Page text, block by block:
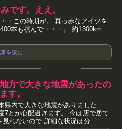
です。ええ。
・この時期が。 真っ赤なアイツを
本も積んで・・・。 約1300km
を読む
方で大きな地震があったの
す。
県内で大きな地震がありました
7とか心配過ぎます。 今は店で居て
れないので 詳細な状況は分...